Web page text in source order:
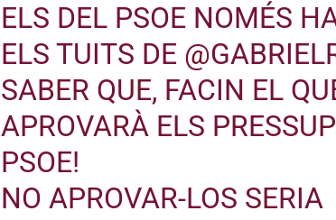
ELS DEL PSOE NOMÉS
ELS TUITS DE
SABER QUE, FACIN EL
APROVARÀ ELS
PSOE!
NO APROVAR-LOS SERIA